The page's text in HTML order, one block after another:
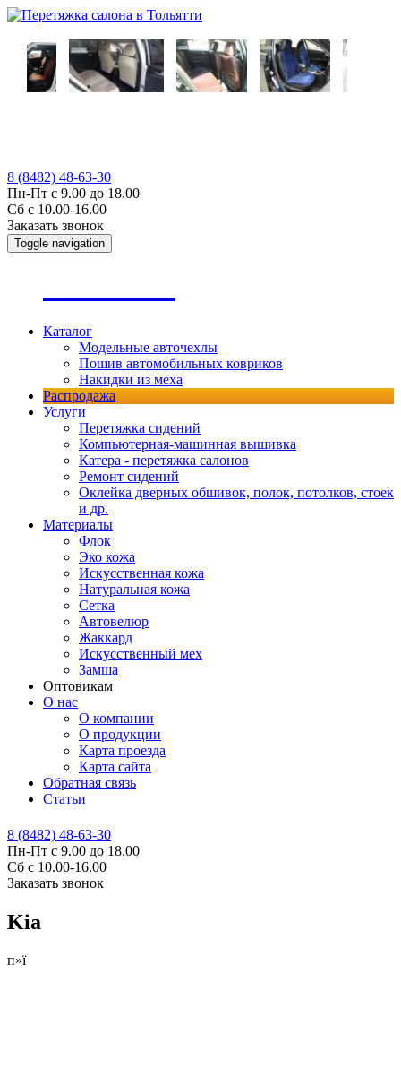
8 (8482) 48-63-30
Пн-Пт с 9.00 до 18.00
Сб с 10.00-16.00
Заказать звонок
Toggle navigation
Каталог
Модельные авточехлы
Пошив автомобильных ковриков
Накидки из меха
Распродажа
Услуги
Перетяжка сидений
Компьютерная-машинная вышивка
Катера - перетяжка салонов
Ремонт сидений
Оклейка дверных обшивок, полок, потолков, стоек
и др.
Материалы
Флок
Эко кожа
Искусственная кожа
Натуральная кожа
Сетка
Автовелюр
Жаккард
Искусственный мех
Замша
Оптовикам
О нас
О компании
О продукции
Карта проезда
Карта сайта
Обратная связь
Статьи
8 (8482) 48-63-30
Пн-Пт с 9.00 до 18.00
Сб с 10.00-16.00
Заказать звонок
Kia
п»ї